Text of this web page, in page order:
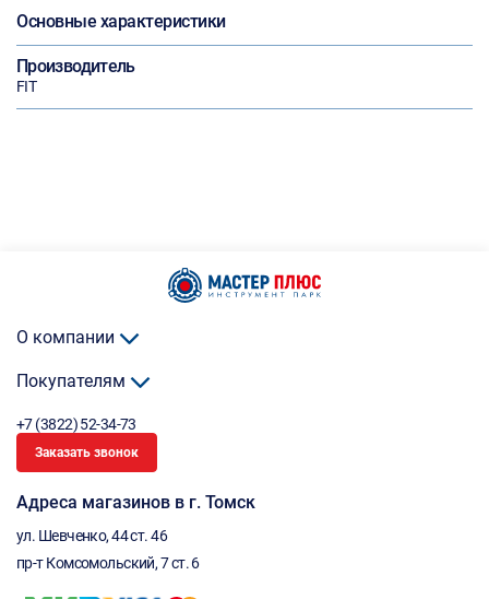
Основные характеристики
Производитель
FIT
О компании
Покупателям
+7 (3822) 52-34-73
Заказать звонок
Адреса магазинов в г. Томск
ул. Шевченко, 44 ст. 46
пр-т Комсомольский, 7 ст. 6